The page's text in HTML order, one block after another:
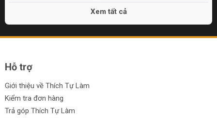
Xem tất cả
Hỗ trợ
Giới thiệu về Thích Tự Làm
Kiểm tra đơn hàng
Trả góp Thích Tự Làm